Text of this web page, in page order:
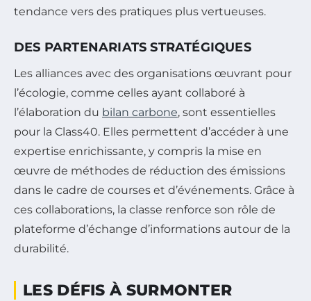
tendance vers des pratiques plus vertueuses.
DES PARTENARIATS STRATÉGIQUES
Les alliances avec des organisations œuvrant pour
l’écologie, comme celles ayant collaboré à
l’élaboration du bilan carbone, sont essentielles
pour la Class40. Elles permettent d’accéder à une
expertise enrichissante, y compris la mise en
œuvre de méthodes de réduction des émissions
dans le cadre de courses et d’événements. Grâce à
ces collaborations, la classe renforce son rôle de
plateforme d’échange d’informations autour de la
durabilité.
LES DÉFIS À SURMONTER